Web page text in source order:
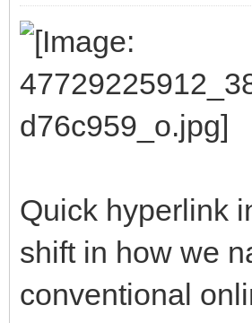
Quick hyperlink
shift in how we
conventional